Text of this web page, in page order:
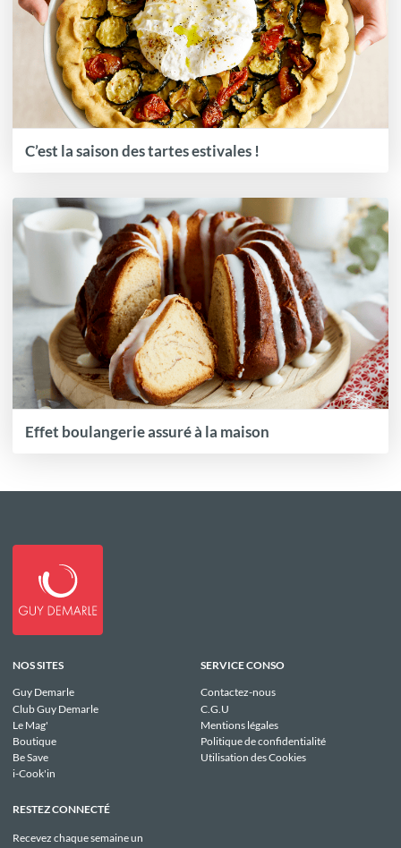
C’est la saison des tartes estivales !
Effet boulangerie assuré à la maison
NOS SITES
Guy Demarle
Club Guy Demarle
Le Mag'
Boutique
Be Save
i-Cook'in
SERVICE CONSO
Contactez-nous
C.G.U
Mentions légales
Politique de confidentialité
Utilisation des Cookies
RESTEZ CONNECTÉ
Recevez chaque semaine un